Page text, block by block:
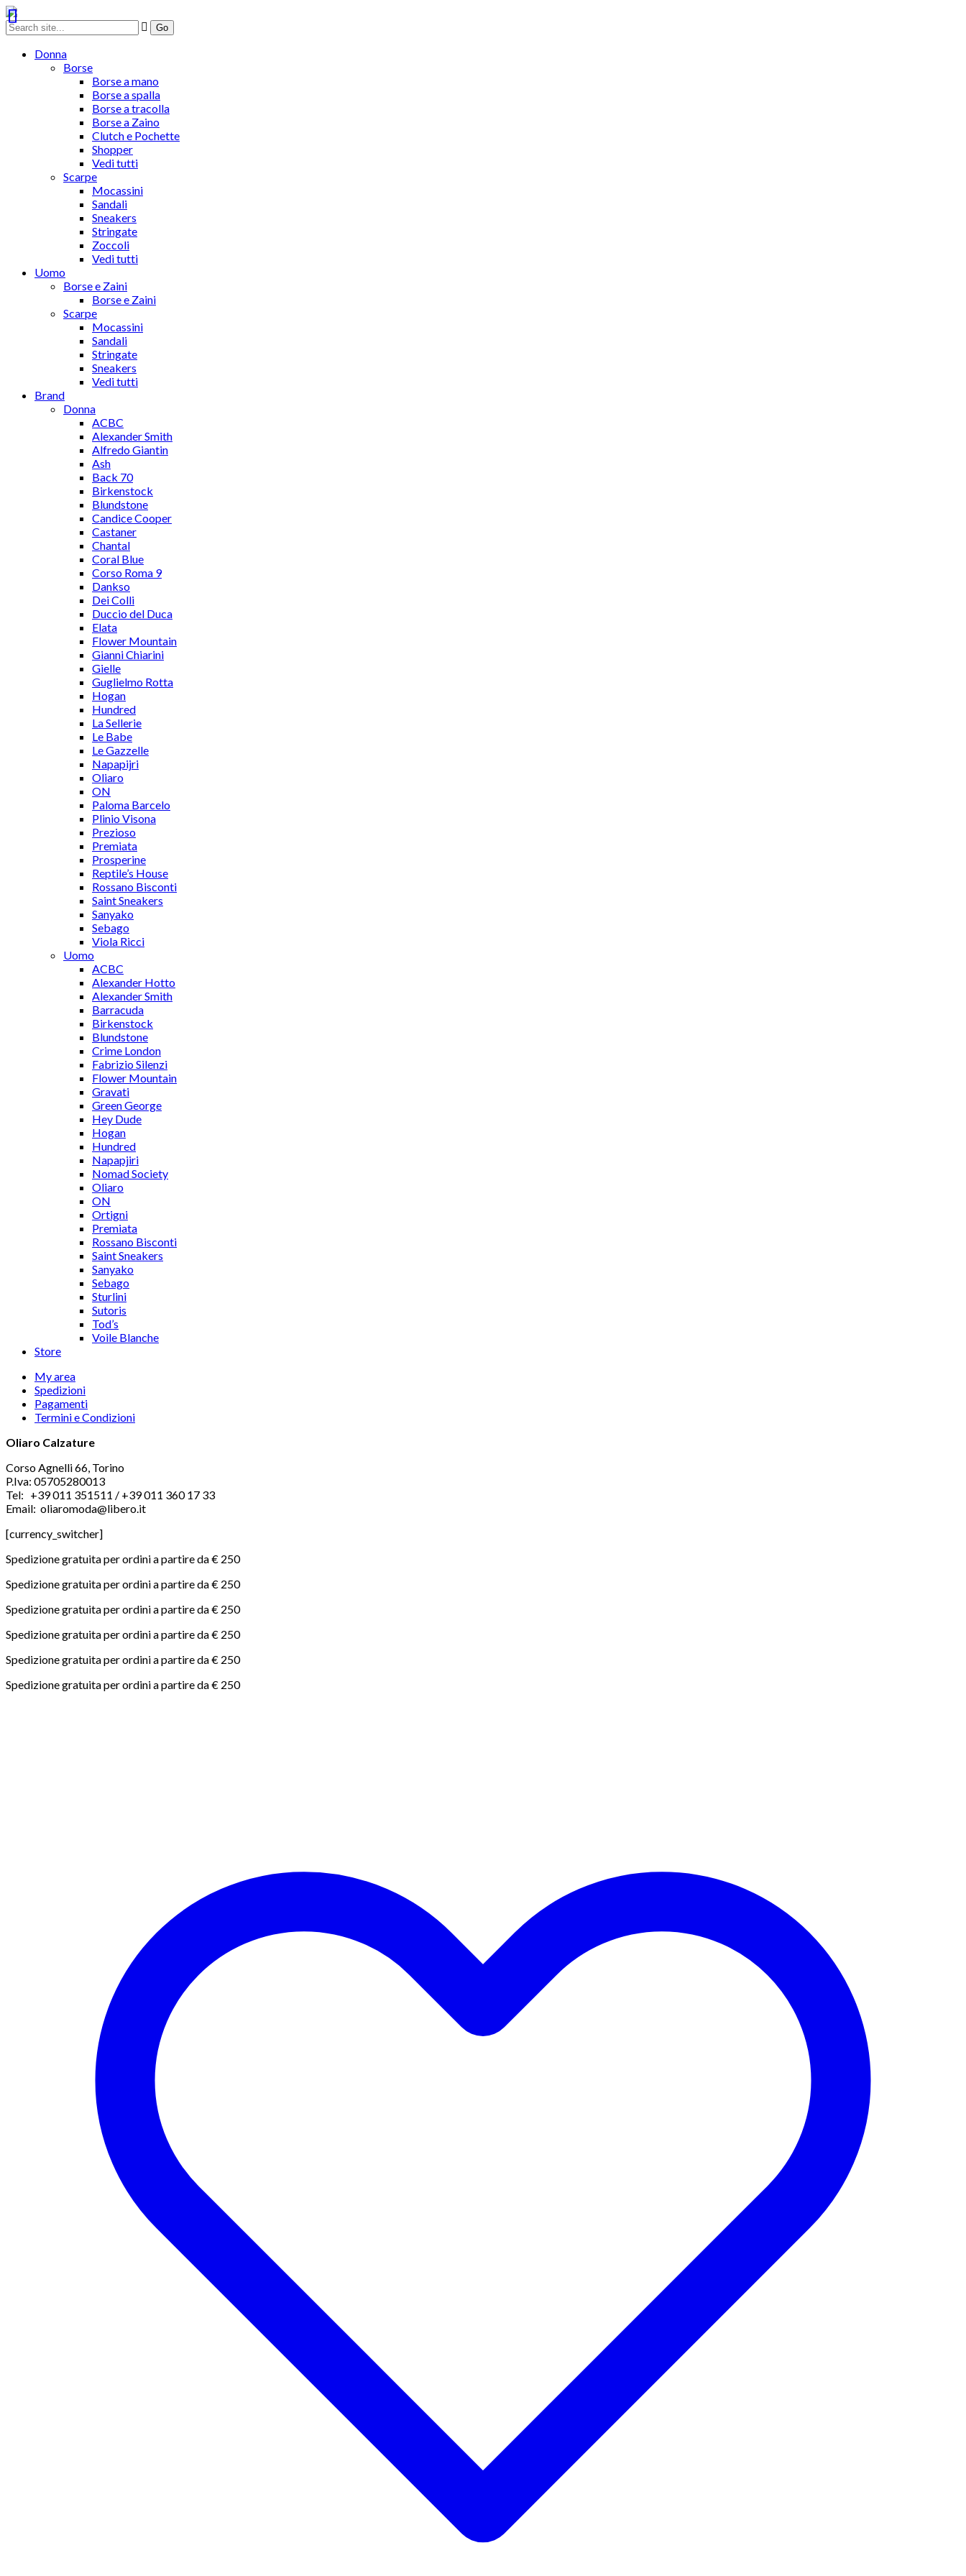
Donna
Borse
Borse a mano
Borse a spalla
Borse a tracolla
Borse a Zaino
Clutch e Pochette
Shopper
Vedi tutti
Scarpe
Mocassini
Sandali
Sneakers
Stringate
Zoccoli
Vedi tutti
Uomo
Borse e Zaini
Borse e Zaini
Scarpe
Mocassini
Sandali
Stringate
Sneakers
Vedi tutti
Brand
Donna
ACBC
Alexander Smith
Alfredo Giantin
Ash
Back 70
Birkenstock
Blundstone
Candice Cooper
Castaner
Chantal
Coral Blue
Corso Roma 9
Dankso
Dei Colli
Duccio del Duca
Elata
Flower Mountain
Gianni Chiarini
Gielle
Guglielmo Rotta
Hogan
Hundred
La Sellerie
Le Babe
Le Gazzelle
Napapijri
Oliaro
ON
Paloma Barcelo
Plinio Visona
Prezioso
Premiata
Prosperine
Reptile’s House
Rossano Bisconti
Saint Sneakers
Sanyako
Sebago
Viola Ricci
Uomo
ACBC
Alexander Hotto
Alexander Smith
Barracuda
Birkenstock
Blundstone
Crime London
Fabrizio Silenzi
Flower Mountain
Gravati
Green George
Hey Dude
Hogan
Hundred
Napapjiri
Nomad Society
Oliaro
ON
Ortigni
Premiata
Rossano Bisconti
Saint Sneakers
Sanyako
Sebago
Sturlini
Sutoris
Tod’s
Voile Blanche
Store
My area
Spedizioni
Pagamenti
Termini e Condizioni
Oliaro Calzature
Corso Agnelli 66, Torino
P.Iva: 05705280013
Tel: +39 011 351511 / +39 011 360 17 33
Email: oliaromoda@libero.it
[currency_switcher]
Spedizione gratuita per ordini a partire da € 250
Spedizione gratuita per ordini a partire da € 250
Spedizione gratuita per ordini a partire da € 250
Spedizione gratuita per ordini a partire da € 250
Spedizione gratuita per ordini a partire da € 250
Spedizione gratuita per ordini a partire da € 250